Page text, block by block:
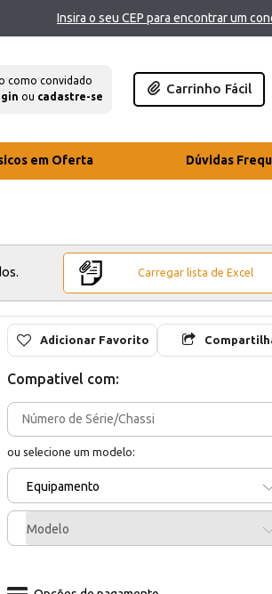
Insira o seu CEP para encontrar um
como convidado
ou cadastre-se
Carrinho Fácil
em Oferta Dúvidas
Carregar lista de Excel
Adicionar Favorito
Compativel com:
ou selecione um modelo:
Equipamento
Modelo